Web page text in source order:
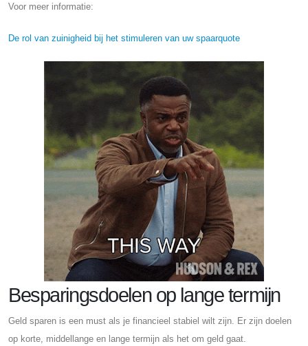
Voor meer informatie:
De rol van zuinigheid bij het stimuleren van uw spaarquote
Besparingsdoelen op lange termijn
Geld sparen is een must als je financieel stabiel wilt zijn. Er zijn doelen
op korte, middellange en lange termijn als het om geld gaat.